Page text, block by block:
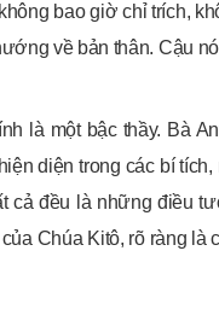
bao giờ chỉ trích,
về bản thân. Cậu
là một bậc thầy. Bà
diện trong các bí
cả đều là những điều
Chúa Kitô, rõ ràng là